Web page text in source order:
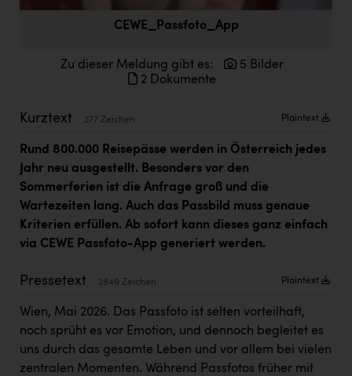
Doppler Gruppe
everfield
HIG Infomotion Group
IFE Austria GmbH
Immotech
INTERSPAR
INTERSPORT Austria
Jesolo
Jane Goodall Institute Austria
Kärcher
CEWE_Passfoto_App
Zu dieser Meldung gibt es:
5 Bilder
2 Dokumente
Kurztext 277 Zeichen Plaintext
Rund 800.000 Reisepässe werden in Österreich jedes
Jahr neu ausgestellt. Besonders vor den
Sommerferien ist die Anfrage groß und die
Wartezeiten lang. Auch das Passbild muss genaue
Kriterien erfüllen. Ab sofort kann dieses ganz einfach
via CEWE Passfoto-App generiert werden.
Pressetext 2849 Zeichen Plaintext
Wien, Mai 2026. Das Passfoto ist selten vorteilhaft,
noch sprüht es vor Emotion, und dennoch begleitet es
uns durch das gesamte Leben und vor allem bei vielen
zentralen Momenten. Während Passfotos früher mit